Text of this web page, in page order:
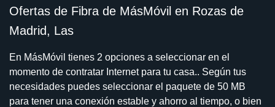
Ofertas de Fibra de MásMóvil en Rozas de
Madrid, Las
En MásMóvil tienes 2 opciones a seleccionar en el
momento de contratar Internet para tu casa.. Según tus
necesidades puedes seleccionar el paquete de 50 MB
para tener una conexión estable y ahorro al tiempo, o bien